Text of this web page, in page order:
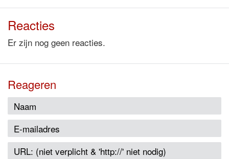
Reacties
Er zijn nog geen reacties.
Reageren